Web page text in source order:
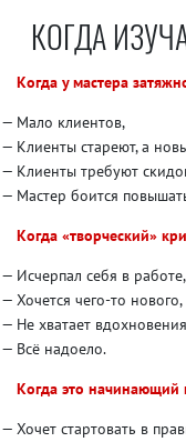
КОГДА
Когда у мастера
Мало клиентов,
Клиенты стареют, а
Клиенты требуют
Мастер боится
Когда «творческий»
Исчерпал себя в работе,
Хочется чего-то нового,
Не хватает
Всё надоело.
Когда это начинающий
Хочет стартовать в